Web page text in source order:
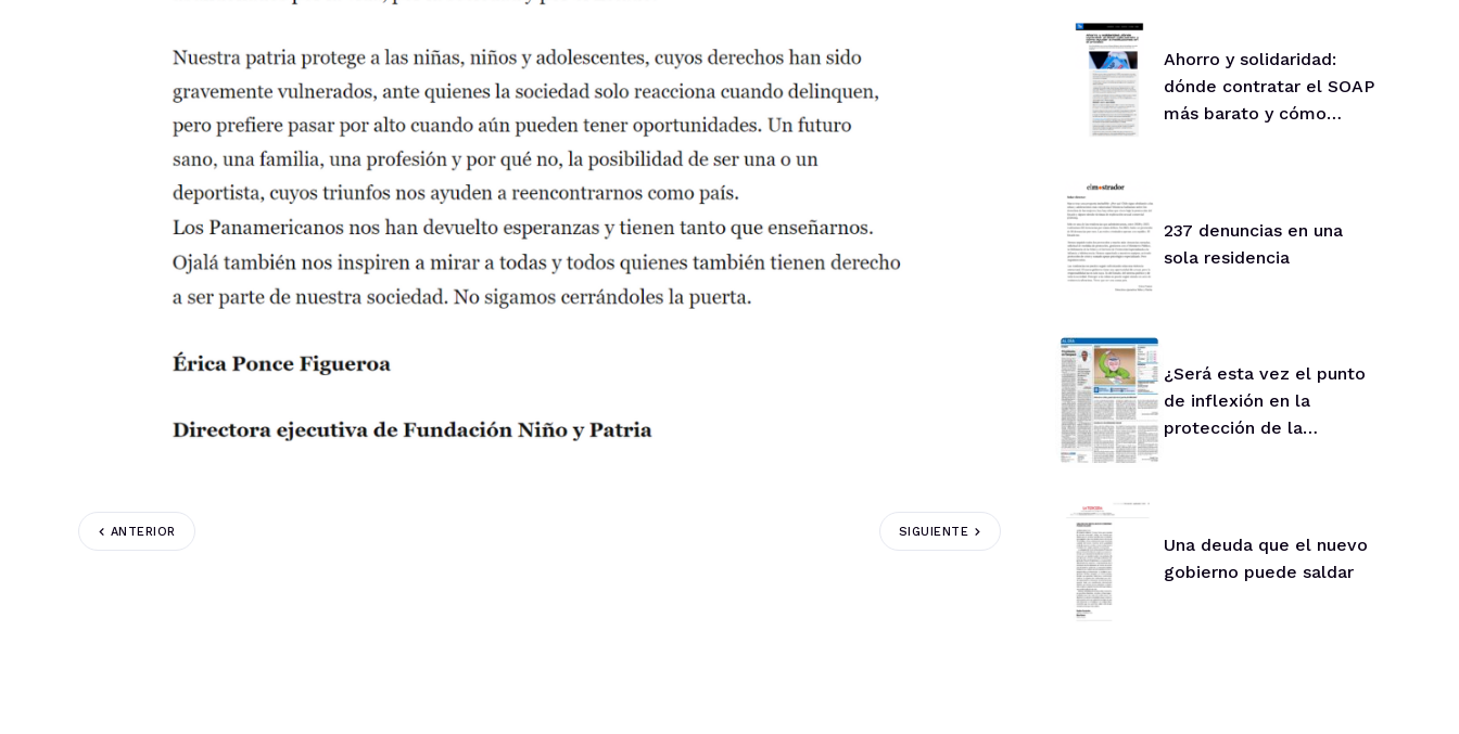
ANTERIOR SIGUIENTE
Ahorro y solidaridad:
dónde contratar el SOAP
más barato y cómo
237 denuncias en una
sola residencia
¿Será esta vez el punto
de inflexión en la
protección de la
Una deuda que el nuevo
gobierno puede saldar